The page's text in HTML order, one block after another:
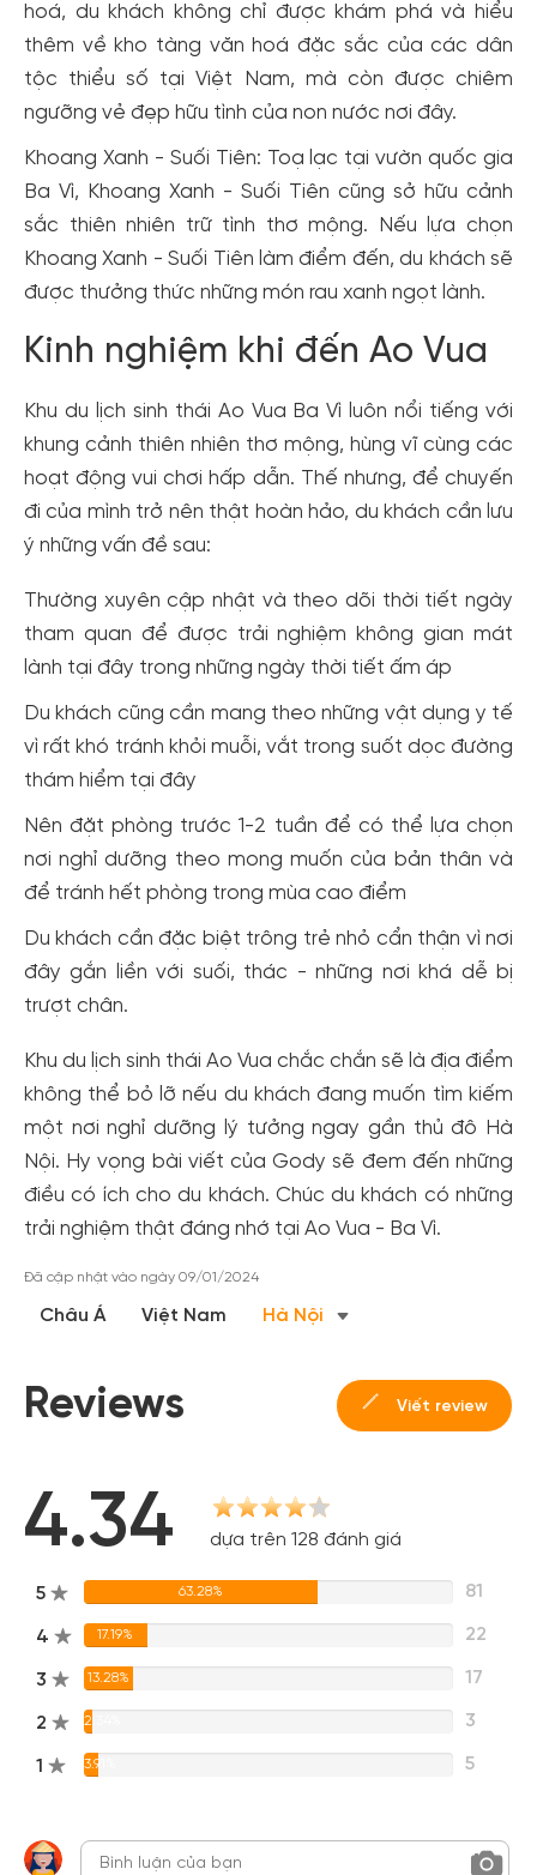
hoá, du khách không chỉ được khám phá và hiểu
thêm về kho tàng văn hoá đặc sắc của các dân
tộc thiểu số tại Việt Nam, mà còn được chiêm
ngưỡng vẻ đẹp hữu tình của non nước nơi đây.
Khoang Xanh - Suối Tiên: Toạ lạc tại vườn quốc gia
Ba Vì, Khoang Xanh - Suối Tiên cũng sở hữu cảnh
sắc thiên nhiên trữ tình thơ mộng. Nếu lựa chọn
Khoang Xanh - Suối Tiên làm điểm đến, du khách sẽ
được thưởng thức những món rau xanh ngọt lành.
Kinh nghiệm khi đến Ao Vua
Khu du lịch sinh thái Ao Vua Ba Vì luôn nổi tiếng với
khung cảnh thiên nhiên thơ mộng, hùng vĩ cùng các
hoạt động vui chơi hấp dẫn. Thế nhưng, để chuyến
đi của mình trở nên thật hoàn hảo, du khách cần lưu
ý những vấn đề sau:
Thường xuyên cập nhật và theo dõi thời tiết ngày
tham quan để được trải nghiệm không gian mát
lành tại đây trong những ngày thời tiết ấm áp
Du khách cũng cần mang theo những vật dụng y tế
vì rất khó tránh khỏi muỗi, vắt trong suốt dọc đường
thám hiểm tại đây
Nên đặt phòng trước 1-2 tuần để có thể lựa chọn
nơi nghỉ dưỡng theo mong muốn của bản thân và
để tránh hết phòng trong mùa cao điểm
Du khách cần đặc biệt trông trẻ nhỏ cẩn thận vì nơi
đây gắn liền với suối, thác - những nơi khá dễ bị
trượt chân.
Khu du lịch sinh thái Ao Vua chắc chắn sẽ là địa điểm
không thể bỏ lỡ nếu du khách đang muốn tìm kiếm
một nơi nghỉ dưỡng lý tưởng ngay gần thủ đô Hà
Nội. Hy vọng bài viết của Gody sẽ đem đến những
điều có ích cho du khách. Chúc du khách có những
trải nghiệm thật đáng nhớ tại Ao Vua - Ba Vì.
Đã cập nhật vào ngày 09/01/2024
Châu Á Việt Nam Hà Nội
Reviews Viết review
4.34 dựa trên 128 đánh giá
5 63.28% 81
4 17.19% 22
3 13.28% 17
2 2.34% 3
1 3.91% 5